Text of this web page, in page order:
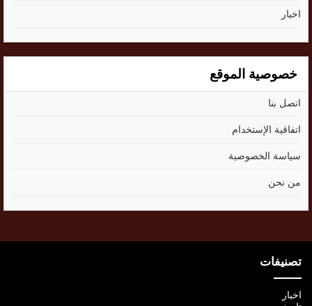
اخبار
خصوصية الموقع
اتصل بنا
اتفاقية الإستخدام
سياسة الخصوصية
من نحن
تصنيفات
اخبار